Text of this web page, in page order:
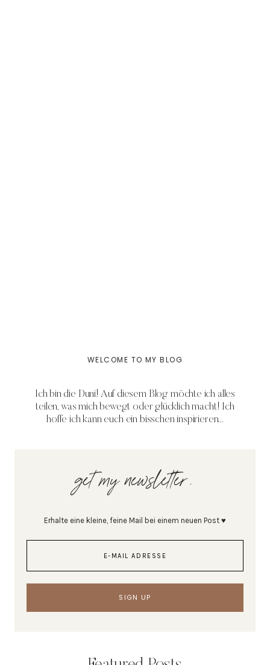
WELCOME TO MY BLOG
Ich bin die Duni! Auf diesem Blog möchte ich alles
teilen, was mich bewegt oder glücklich macht! Ich
hoffe ich kann euch ein bisschen inspirieren...
get my newsletter.
Erhalte eine kleine, feine Mail bei einem neuen Post ♥